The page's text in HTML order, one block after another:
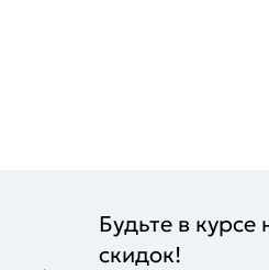
Будьте в
скидок!